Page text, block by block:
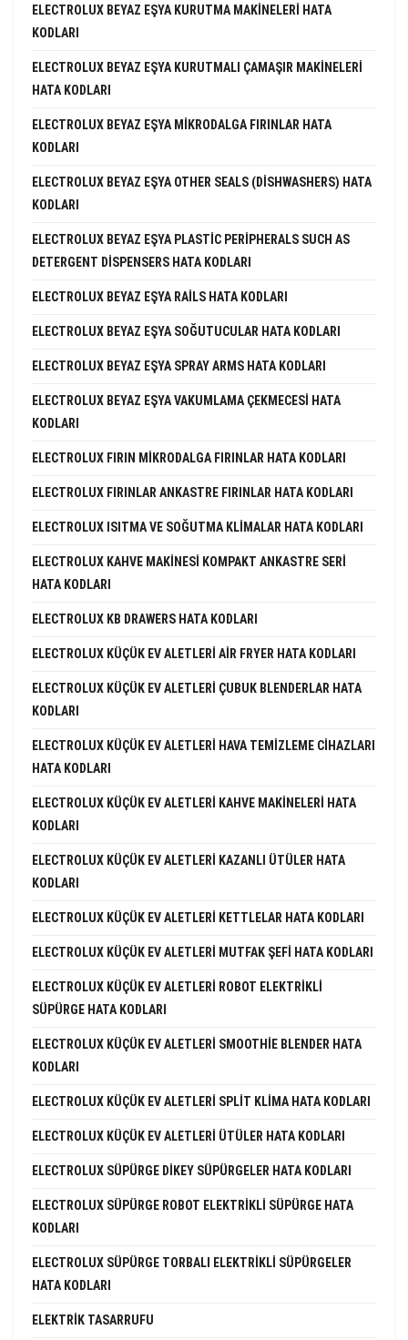
ELECTROLUX BEYAZ EŞYA KURUTMA MAKINELERI HATA
KODLARI
ELECTROLUX BEYAZ EŞYA KURUTMALI ÇAMAŞIR MAKINELERI
HATA KODLARI
ELECTROLUX BEYAZ EŞYA MIKRODALGA FIRINLAR HATA
KODLARI
ELECTROLUX BEYAZ EŞYA OTHER SEALS (DISHWASHERS) HATA
KODLARI
ELECTROLUX BEYAZ EŞYA PLASTIC PERIPHERALS SUCH AS
DETERGENT DISPENSERS HATA KODLARI
ELECTROLUX BEYAZ EŞYA RAILS HATA KODLARI
ELECTROLUX BEYAZ EŞYA SOĞUTUCULAR HATA KODLARI
ELECTROLUX BEYAZ EŞYA SPRAY ARMS HATA KODLARI
ELECTROLUX BEYAZ EŞYA VAKUMLAMA ÇEKMECESI HATA
KODLARI
ELECTROLUX FIRIN MIKRODALGA FIRINLAR HATA KODLARI
ELECTROLUX FIRINLAR ANKASTRE FIRINLAR HATA KODLARI
ELECTROLUX ISITMA VE SOĞUTMA KLIMALAR HATA KODLARI
ELECTROLUX KAHVE MAKINESI KOMPAKT ANKASTRE SERI
HATA KODLARI
ELECTROLUX KB DRAWERS HATA KODLARI
ELECTROLUX KÜÇÜK EV ALETLERI AIR FRYER HATA KODLARI
ELECTROLUX KÜÇÜK EV ALETLERI ÇUBUK BLENDERLAR HATA
KODLARI
ELECTROLUX KÜÇÜK EV ALETLERI HAVA TEMIZLEME CIHAZLARI
HATA KODLARI
ELECTROLUX KÜÇÜK EV ALETLERI KAHVE MAKINELERI HATA
KODLARI
ELECTROLUX KÜÇÜK EV ALETLERI KAZANLI ÜTÜLER HATA
KODLARI
ELECTROLUX KÜÇÜK EV ALETLERI KETTLELAR HATA KODLARI
ELECTROLUX KÜÇÜK EV ALETLERI MUTFAK ŞEFI HATA KODLARI
ELECTROLUX KÜÇÜK EV ALETLERI ROBOT ELEKTRIKLI
SÜPÜRGE HATA KODLARI
ELECTROLUX KÜÇÜK EV ALETLERI SMOOTHIE BLENDER HATA
KODLARI
ELECTROLUX KÜÇÜK EV ALETLERI SPLIT KLIMA HATA KODLARI
ELECTROLUX KÜÇÜK EV ALETLERI ÜTÜLER HATA KODLARI
ELECTROLUX SÜPÜRGE DIKEY SÜPÜRGELER HATA KODLARI
ELECTROLUX SÜPÜRGE ROBOT ELEKTRIKLI SÜPÜRGE HATA
KODLARI
ELECTROLUX SÜPÜRGE TORBALI ELEKTRIKLI SÜPÜRGELER
HATA KODLARI
ELEKTRIK TASARRUFU